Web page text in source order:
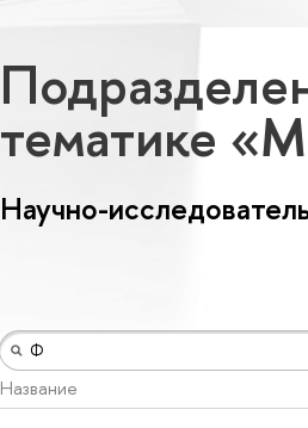
тематике
Научно-
Название